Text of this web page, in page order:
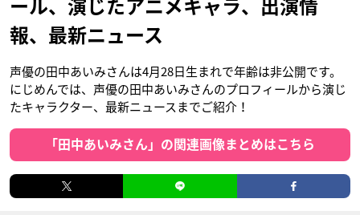
ール、演じたアニメキャラ、出演情
報、最新ニュース
声優の田中あいみさんは4月28日生まれで年齢は非公開です。
にじめんでは、声優の田中あいみさんのプロフィールから演じ
たキャラクター、最新ニュースまでご紹介！
「田中あいみさん」の関連画像まとめはこちら